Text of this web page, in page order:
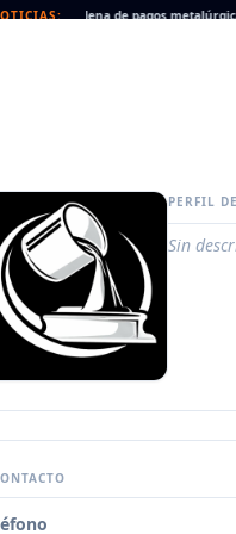
la cadena de pagos metalúrgica
DISTRIBUIDORES
PERFIL
Sin